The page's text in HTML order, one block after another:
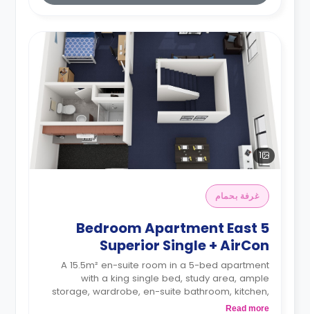
1
غرفة بحمام
5 Bedroom Apartment East
Superior Single + AirCon
A 15.5m² en-suite room in a 5-bed apartment
with a king single bed, study area, ample
storage, wardrobe, en-suite bathroom, kitchen,
and dining area are shared.
Read more